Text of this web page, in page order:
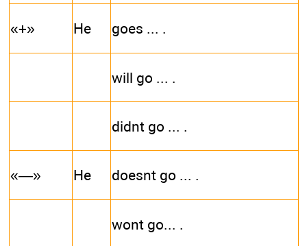
«+» He goes ... .
will go ... .
didnt go ... .
«—» He doesnt go ... .
wont go... .